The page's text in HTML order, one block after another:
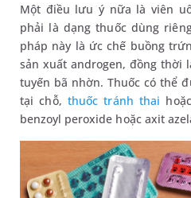
Một điều lưu ý nữa là viên
phải là dạng thuốc dùng
pháp này là ức chế buồng
sản xuất androgen, đồng thời
tuyến bã nhờn. Thuốc có thể
tại chỗ, thuốc tránh thai
benzoyl peroxide hoặc axit